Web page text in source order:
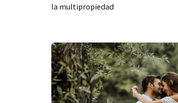
la multipropiedad